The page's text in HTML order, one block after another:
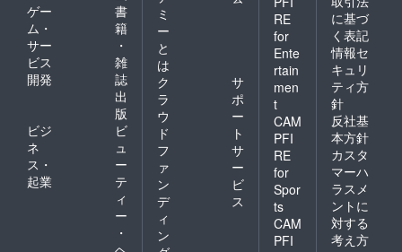
ゲー
ム・
サー
ビス
開発
書
籍
・
雑
誌
出
版
ビジ
ネ
ス・
起業
ビ
ュ
ー
テ
ィ
ー
・
ミ
ー
と
は
ク
ラ
ウ
ド
フ
ァ
ン
デ
ィ
ン
サ
ポ
ー
ト
サ
ー
ビ
ス
RE
for
Ente
rtain
men
t
CAM
PFI
RE
for
Spor
ts
CAM
PFI
に基づ
く表記
情報セ
キュリ
ティ方
針
反社基
本方針
カスタ
マーハ
ラスメ
ントに
対する
考え方